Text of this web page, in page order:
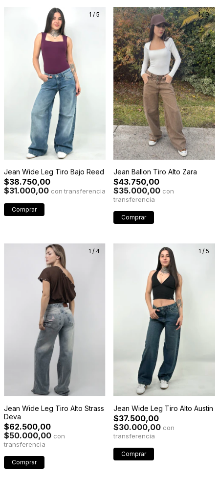
1 / 5
Jean Wide Leg Tiro Bajo Reed
$38.750,00
$31.000,00 con
Comprar
1/9
Jean Ballon Tiro Alto Zara
$43.750,00
$35.000,00 con
Comprar
1 / 4
Jean Wide Leg Tiro Alto Strass
Deva
$62.500,00
$50.000,00 con
Comprar
1 / 5
Jean Wide Leg Tiro Alto Austin
$37.500,00
$30.000,00 con
Comprar